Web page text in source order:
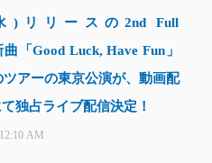
)リリースの2nd Full
「Good Luck, Have Fun」
アーの東京公演が、動画配
独占ライブ配信決定！
AM